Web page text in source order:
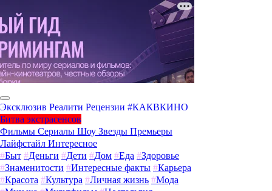
Эксклюзив Реалити Рецензии #КАКВКИНО
Битва экстрасенсов
Фильмы Сериалы Шоу Звезды Премьеры
Лайфстайл Интересное
#Быт #Деньги #Дети #Дом #Еда #Здоровье
#Знаменитости #Интересные факты #Карьера
#Красота #Культура #Личная жизнь #Мода